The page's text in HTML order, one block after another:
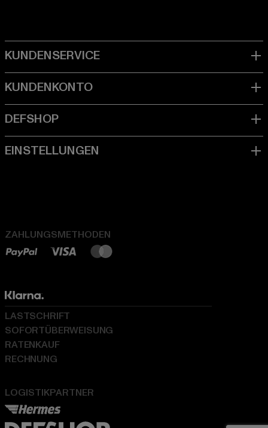
ZAHLUNGSMETHODEN
LOGISTIKPARTNER
LASTSCHRIFT
SOFORTÜBERWEISUNG
RATENKAUF
RECHNUNG